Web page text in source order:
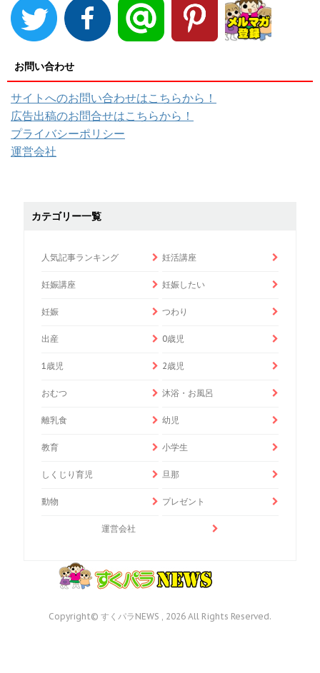
お問い合わせ
サイトへのお問い合わせはこちらから！
広告出稿のお問合せはこちらから！
プライバシーポリシー
運営会社
カテゴリー一覧
人気記事ランキング 妊活講座
妊娠講座 妊娠したい
妊娠 つわり
出産 0歳児
1歳児 2歳児
おむつ 沐浴・お風呂
離乳食 幼児
教育 小学生
しくじり育児 旦那
動物 プレゼント
運営会社
Copyright© すくパラNEWS , 2026 All Rights Reserved.